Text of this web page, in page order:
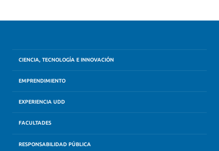
CIENCIA, TECNOLOGÍA E INNOVACIÓN
EMPRENDIMIENTO
EXPERIENCIA UDD
FACULTADES
RESPONSABILIDAD PÚBLICA